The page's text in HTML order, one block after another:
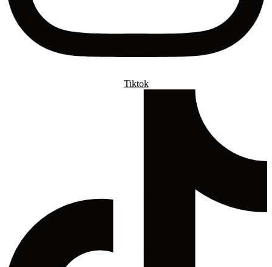
Tiktok